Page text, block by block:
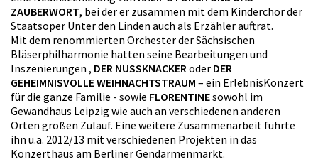
ZAUBERWORT, bei der er zusammen mit dem Kinderchor der
Staatsoper Unter den Linden auch als Erzähler auftrat.
Mit dem renommierten Orchester der Sächsischen
Bläserphilharmonie hatten seine Bearbeitungen und
Inszenierungen , DER NUSSKNACKERoder DER
GEHEIMNISVOLLE WEIHNACHTSTRAUM – ein ErlebnisKonzert
für die ganze Familie - sowie FLORENTINEsowohl im
Gewandhaus Leipzig wie auch an verschiedenen anderen
Orten großen Zulauf. Eine weitere Zusammenarbeit führte
ihn u.a. 2012/13 mit verschiedenen Projekten in das
Konzerthaus am Berliner Gendarmenmarkt.